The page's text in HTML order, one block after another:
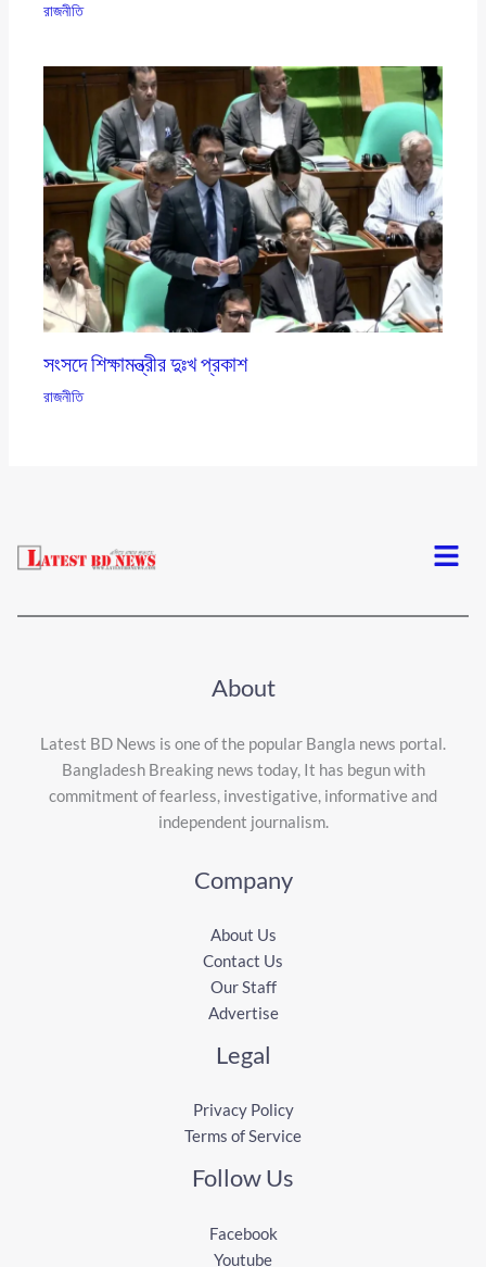
রাজনীতি
সংসদে শিক্ষামন্ত্রীর দুঃখ প্রকাশ
রাজনীতি
Menu
About
Latest BD News is one of the popular Bangla news portal.
Bangladesh Breaking news today, It has begun with
commitment of fearless, investigative, informative and
independent journalism.
Company
About Us
Contact Us
Our Staff
Advertise
Legal
Privacy Policy
Terms of Service
Follow Us
Facebook
Youtube